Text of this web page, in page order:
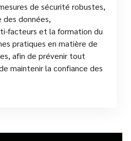
de sécurité robustes,
données,
facteurs et la formation du
pratiques en matière de
afin de prévenir tout
maintenir la confiance des